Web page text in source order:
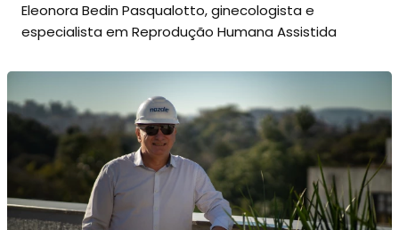
Eleonora Bedin Pasqualotto, ginecologista e
especialista em Reprodução Humana Assistida